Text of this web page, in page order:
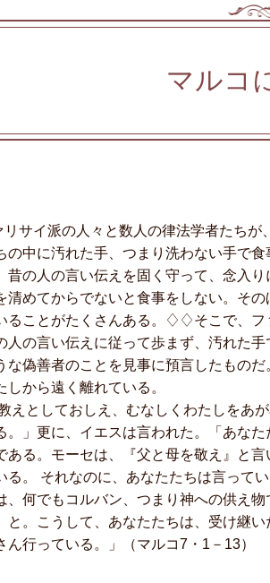
マルコ
リサイ派の人々と数人の律法学者たち
の中に汚れた手、つまり洗わない手で
昔の人の言い伝えを固く守って、念入
清めてからでないと食事をしない。そ
ることがたくさんある。♢♢そこで、フ
人の言い伝えに従って歩まず、汚れた
な偽善者のことを見事に預言したもの
しから遠く離れている。
としておしえ、むなしくわたしをあ
。」更に、イエスは言われた。「あな
ある。モーセは、『父と母を敬え』と
る。 それなのに、あなたたちは言って
、何でもコルバン、つまり神への供え
と。こうして、あなたたちは、受け継
ん行っている。」（マルコ7・1－13）